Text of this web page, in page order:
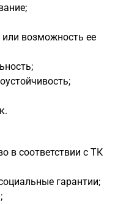
или возможность ее
в соответствии с ТК
гарантии;